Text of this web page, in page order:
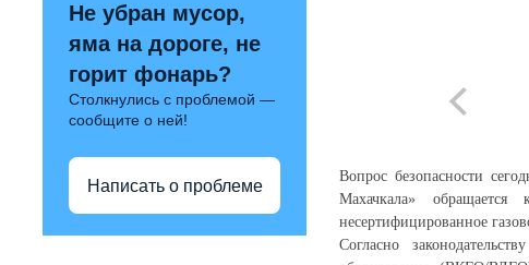
Не убран мусор,
яма на дороге, не
горит фонарь?
Столкнулись с проблемой —
сообщите о ней!
Написать о проблеме
Вопрос безопасности
Махачкала»
несертифицированное
Согласно